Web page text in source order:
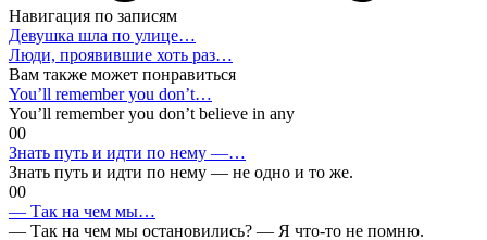
Навигация по записям
Девушка шла по улице…
Люди, проявившие хоть раз…
Вам также может понравиться
You’ll remember you don’t…
You’ll remember you don’t believe in any
00
Знать путь и идти по нему —…
Знать путь и идти по нему — не одно и то же.
00
— Так на чем мы…
— Так на чем мы остановились? — Я что-то не помню.